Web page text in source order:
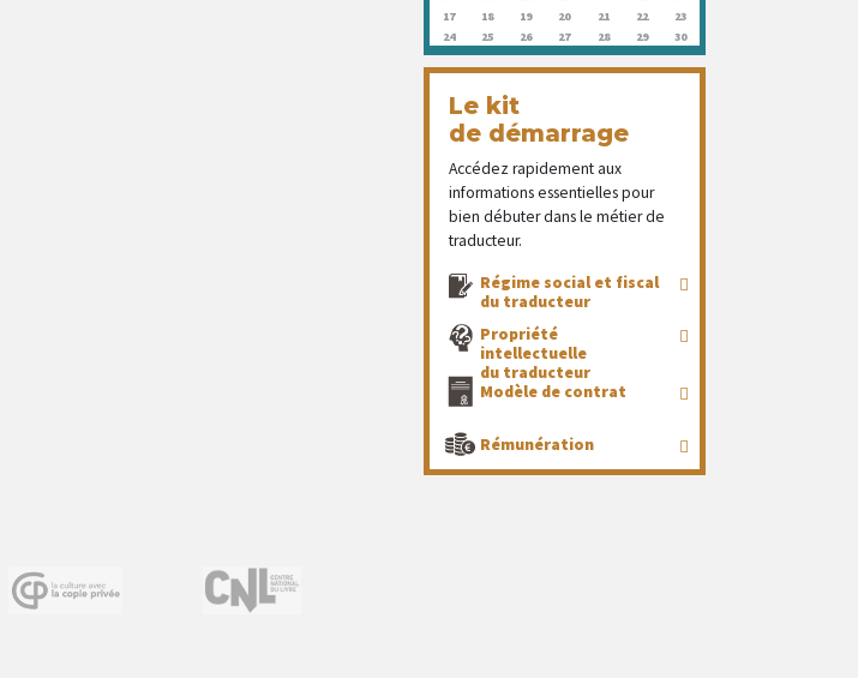
17
18 19 20 21 22
23
24
25 26 27 28 29 30
Le kit
de démarrage
Accédez rapidement aux
informations essentielles pour
bien débuter dans le métier de
traducteur.
Régime social et fiscal
du traducteur
Propriété
intellectuelle
du traducteur
Modèle de contrat
Rémunération